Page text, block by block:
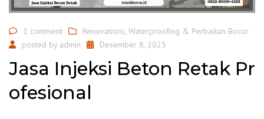
1 comment Renovations, Waterproofing & Perbaikan Bocor
posted by admin Desember 8, 2025
Jasa Injeksi Beton Retak Pr
ofesional